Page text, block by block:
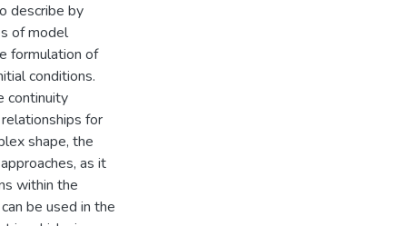
describe by
of model
formulation of
conditions.
continuity
for
shape, the
as it
within the
be used in the